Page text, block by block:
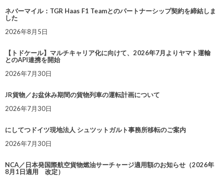
ネバーマイル：TGR Haas F1 Teamとのパートナーシップ契約を締結しま
した
2026年8月5日
【トドケール】マルチキャリア化に向けて、2026年7月よりヤマト運輸
とのAPI連携を開始
2026年7月30日
JR貨物／お盆休み期間の貨物列車の運転計画について
2026年7月30日
にしてつドイツ現地法人 シュツットガルト事務所移転のご案内
2026年7月30日
NCA／日本発国際航空貨物燃油サーチャージ適用額のお知らせ（2026年
8月1日適用 改定）